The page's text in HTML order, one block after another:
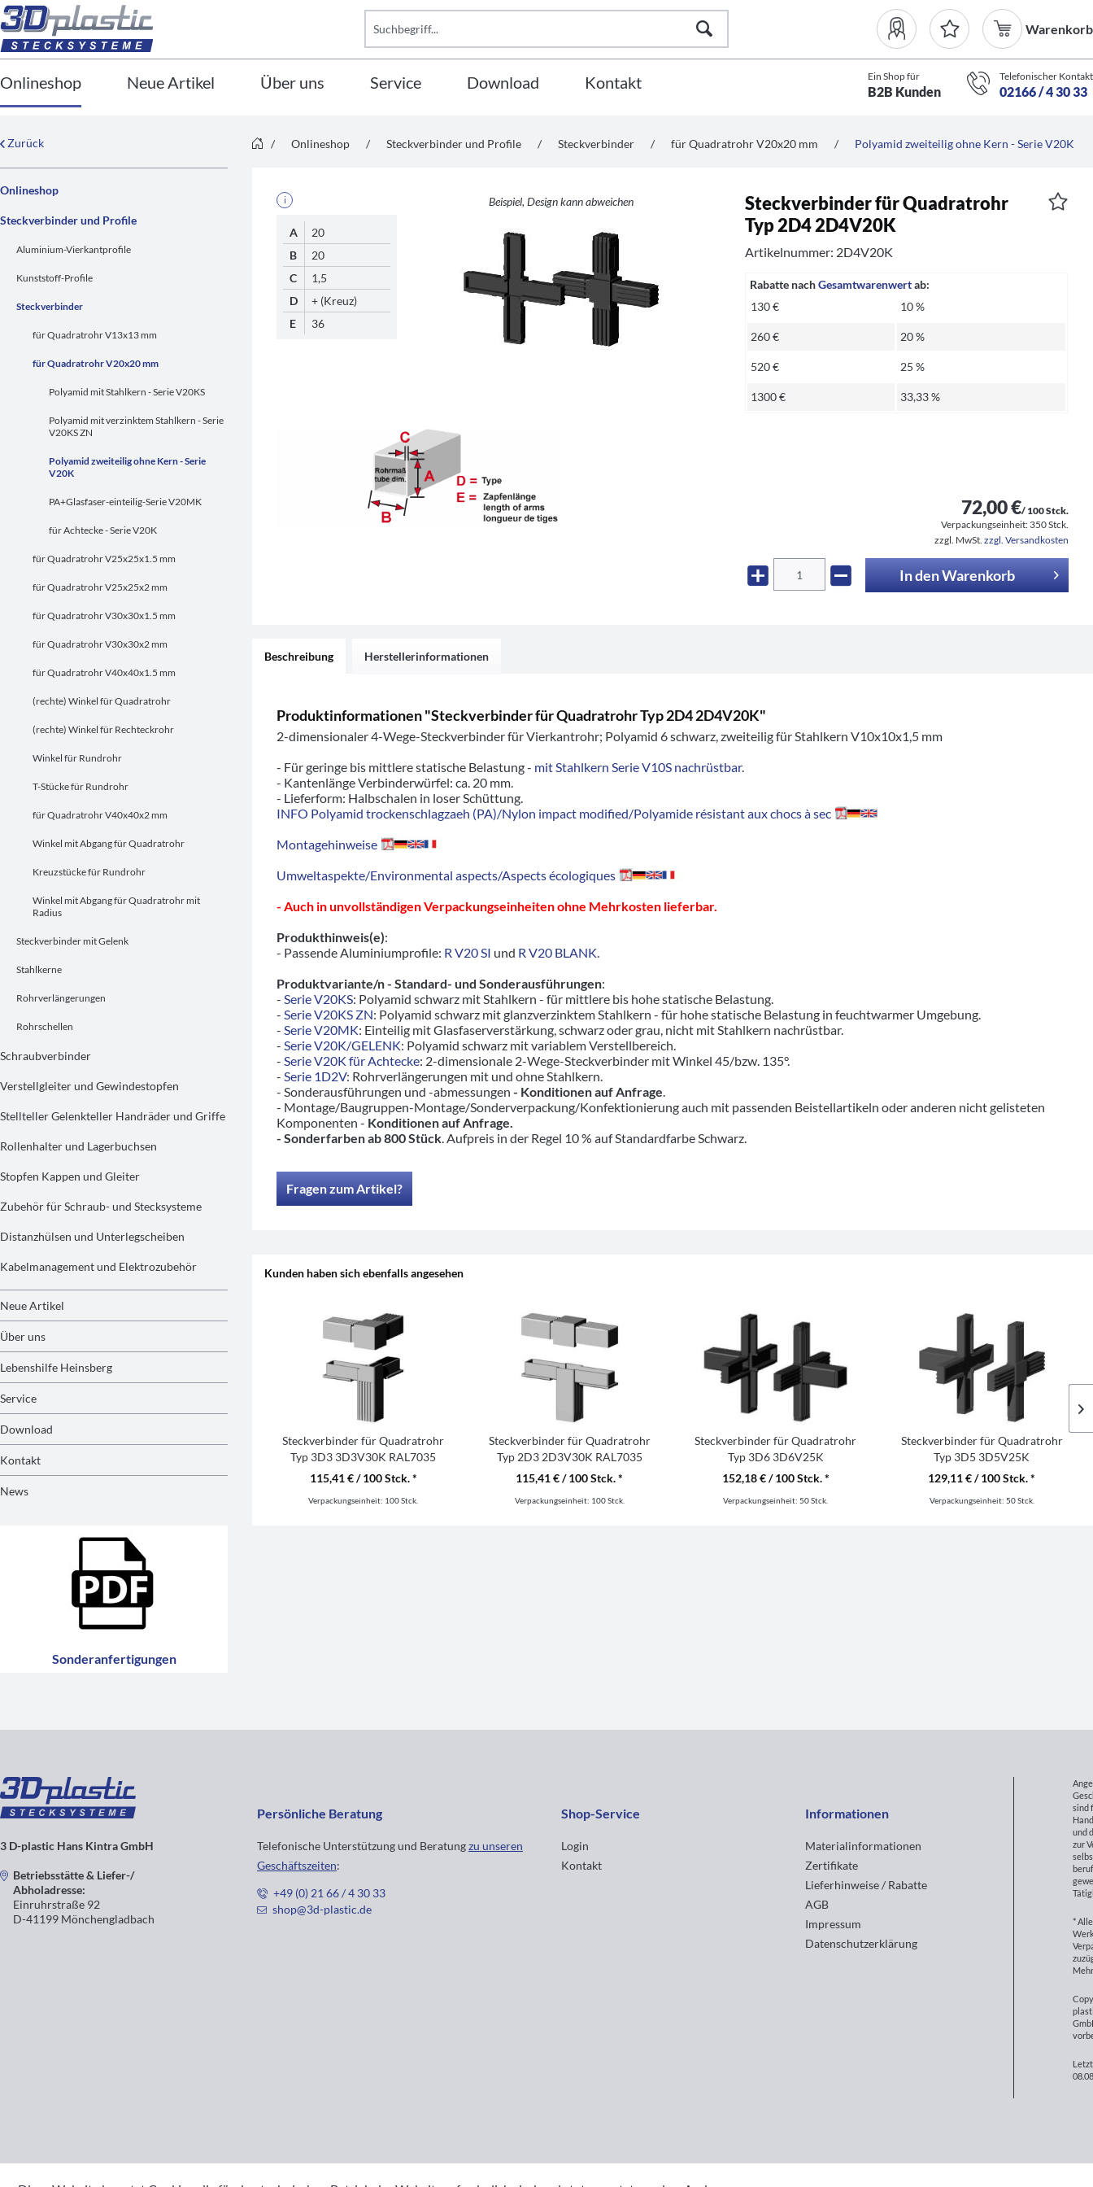
Warenkorb
Onlineshop Neue Artikel Über uns Service Download Kontakt Ein Shop für
B2B Kunden
Telefonischer Kontakt
02166 / 4 30 33
Zurück / Onlineshop / Steckverbinder und Profile / Steckverbinder / für Quadratrohr V20x20 mm / Polyamid zweiteilig ohne Kern - Serie V20K
Onlineshop
Steckverbinder und Profile
Aluminium-Vierkantprofile
Kunststoff-Profile
Steckverbinder
für Quadratrohr V13x13 mm
für Quadratrohr V20x20 mm
Polyamid mit Stahlkern - Serie V20KS
Polyamid mit verzinktem Stahlkern - Serie
V20KS ZN
Polyamid zweiteilig ohne Kern - Serie
V20K
PA+Glasfaser-einteilig-Serie V20MK
für Achtecke - Serie V20K
für Quadratrohr V25x25x1.5 mm
für Quadratrohr V25x25x2 mm
für Quadratrohr V30x30x1.5 mm
für Quadratrohr V30x30x2 mm
für Quadratrohr V40x40x1.5 mm
(rechte) Winkel für Quadratrohr
(rechte) Winkel für Rechteckrohr
Winkel für Rundrohr
T-Stücke für Rundrohr
für Quadratrohr V40x40x2 mm
Winkel mit Abgang für Quadratrohr
Kreuzstücke für Rundrohr
Winkel mit Abgang für Quadratrohr mit
Radius
Steckverbinder mit Gelenk
Stahlkerne
Rohrverlängerungen
Rohrschellen
Schraubverbinder
Verstellgleiter und Gewindestopfen
Stellteller Gelenkteller Handräder und Griffe
Rollenhalter und Lagerbuchsen
Stopfen Kappen und Gleiter
Zubehör für Schraub- und Stecksysteme
Distanzhülsen und Unterlegscheiben
Kabelmanagement und Elektrozubehör
Neue Artikel
Über uns
Lebenshilfe Heinsberg
Service
Download
Kontakt
News
Sonderanfertigungen
i
A
20
B
20
C
1,5
D
+ (Kreuz)
E
36
Beispiel, Design kann abweichen
Steckverbinder für Quadratrohr
Typ 2D4 2D4V20K
Artikelnummer: 2D4V20K
Rabatte nachGesamtwarenwertab:
130 €
10 %
260 € 20 %
520 € 25 %
1300 € 33,33 %
72,00 €/ 100 Stck.
Verpackungseinheit: 350 Stck.
zzgl. MwSt. zzgl. Versandkosten
In denWarenkorb
Beschreibung Herstellerinformationen
Produktinformationen "Steckverbinder für Quadratrohr Typ 2D4 2D4V20K"
2-dimensionaler 4-Wege-Steckverbinder für Vierkantrohr; Polyamid 6 schwarz, zweiteilig für Stahlkern V10x10x1,5 mm
- Für geringe bis mittlere statische Belastung - mit Stahlkern Serie V10S nachrüstbar.
- Kantenlänge Verbinderwürfel: ca. 20 mm.
- Lieferform: Halbschalen in loser Schüttung.
INFO Polyamid trockenschlagzaeh (PA)/Nylon impact modified/Polyamide résistant aux chocs à sec
Montagehinweise
Umweltaspekte/Environmental aspects/Aspects écologiques
- Auch in unvollständigen Verpackungseinheiten ohne Mehrkosten lieferbar.
Produkthinweis(e):
- Passende Aluminiumprofile: R V20 SI und R V20 BLANK.
Produktvariante/n - Standard- und Sonderausführungen:
- Serie V20KS: Polyamid schwarz mit Stahlkern - für mittlere bis hohe statische Belastung.
- Serie V20KS ZN: Polyamid schwarz mit glanzverzinktem Stahlkern - für hohe statische Belastung in feuchtwarmer Umgebung.
- Serie V20MK: Einteilig mit Glasfaserverstärkung, schwarz oder grau, nicht mit Stahlkern nachrüstbar.
- Serie V20K/GELENK: Polyamid schwarz mit variablem Verstellbereich.
- Serie V20K für Achtecke: 2-dimensionale 2-Wege-Steckverbinder mit Winkel 45/bzw. 135°.
- Serie 1D2V: Rohrverlängerungen mit und ohne Stahlkern.
- Sonderausführungen und -abmessungen - Konditionen auf Anfrage.
- Montage/Baugruppen-Montage/Sonderverpackung/Konfektionierung auch mit passenden Beistellartikeln oder anderen nicht gelisteten
Komponenten - Konditionen auf Anfrage.
- Sonderfarben ab 800 Stück. Aufpreis in der Regel 10 % auf Standardfarbe Schwarz.
Fragen zum Artikel?
Kunden haben sich ebenfalls angesehen
Steckverbinder für Quadratrohr
Typ 3D3 3D3V30K RAL7035
115,41 € / 100 Stck. *
Verpackungseinheit: 100 Stck.
Steckverbinder für Quadratrohr
Typ 2D3 2D3V30K RAL7035
115,41 € / 100 Stck. *
Verpackungseinheit: 100 Stck.
Steckverbinder für Quadratrohr
Typ 3D6 3D6V25K
152,18 € / 100 Stck. *
Verpackungseinheit: 50 Stck.
Steckverbinder für Quadratrohr
Typ 3D5 3D5V25K
129,11 € / 100 Stck. *
Verpackungseinheit: 50 Stck.
3 D-plastic Hans Kintra GmbH
Betriebsstätte & Liefer-/
Abholadresse:
Einruhrstraße 92
D-41199 Mönchengladbach
Persönliche Beratung
Telefonische Unterstützung und Beratungzu unseren
Geschäftszeiten:
+49 (0) 21 66 / 4 30 33
shop@3d-plastic.de
Shop-Service
Login
Kontakt
Informationen
Materialinformationen
Zertifikate
Lieferhinweise / Rabatte
AGB
Impressum
Datenschutzerklärung
sind
und
zur
*